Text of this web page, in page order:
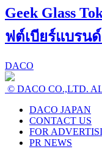
Geek Glass
ฟต์เบียร์แบรน
DACO
© DACO CO.,LTD.
DACO JAPAN
CONTACT US
FOR
PR NEWS